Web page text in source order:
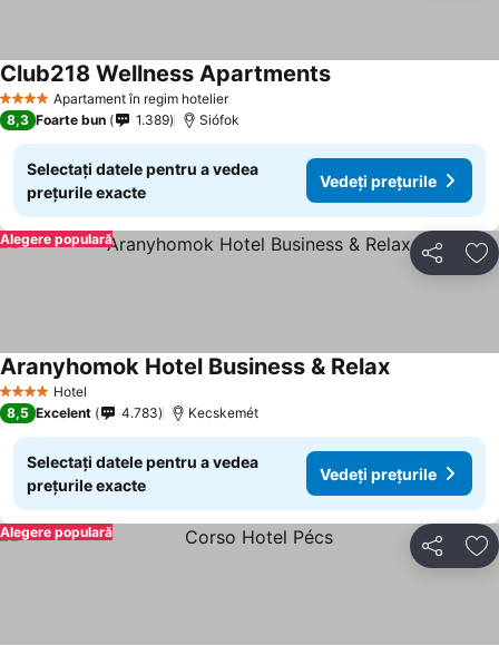
4 Stele Apartament în regim hotelier
Club218 Wellness ApartmentsVedeți prețurile
8,3 Foarte bun 1.389 Siófok
Selectați datele pentru a vedea
prețurile exacte
Vedeți prețurile
Distribuiți
Alegere populară
4 Stele Hotel
Aranyhomok Hotel Business & RelaxVedeți
8,5 Excelent 4.783 Kecskemét
Selectați datele pentru a vedea
prețurile exacte
Vedeți prețurile
Distribuiți
Alegere populară